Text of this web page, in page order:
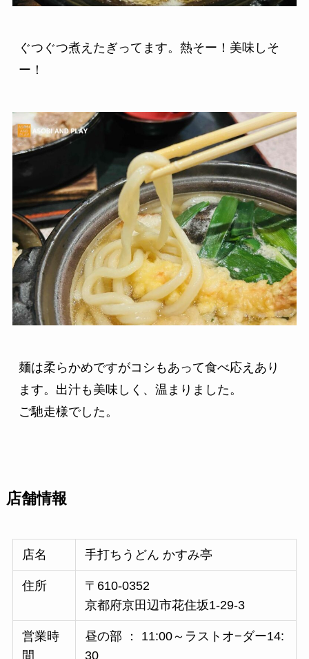
ぐつぐつ煮えたぎってます。熱そー！美味しそ
ー！
麺は柔らかめですがコシもあって食べ応えあり
ます。出汁も美味しく、温まりました。
ご馳走様でした。
店舗情報
店名 手打ちうどん かすみ亭
住所
〒610-0352
京都府京田辺市花住坂1-29-3
営業時
間
昼の部 ： 11:00～ラストオ−ダー14:
30